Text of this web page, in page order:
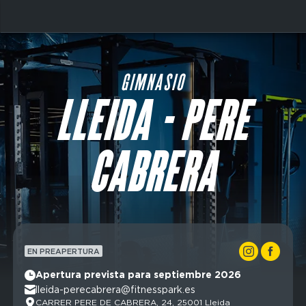
main
content
Domain
menu
for
FP
Espagne
(main)
Domain
menu
for
FP
Espagne
(maincta)
navigation
GIMNASIO
LLEIDA - PERE
CABRERA
EN PREAPERTURA
Apertura prevista para septiembre 2026
lleida-perecabrera@fitnesspark.es
CARRER PERE DE CABRERA, 24, 25001 Lleida